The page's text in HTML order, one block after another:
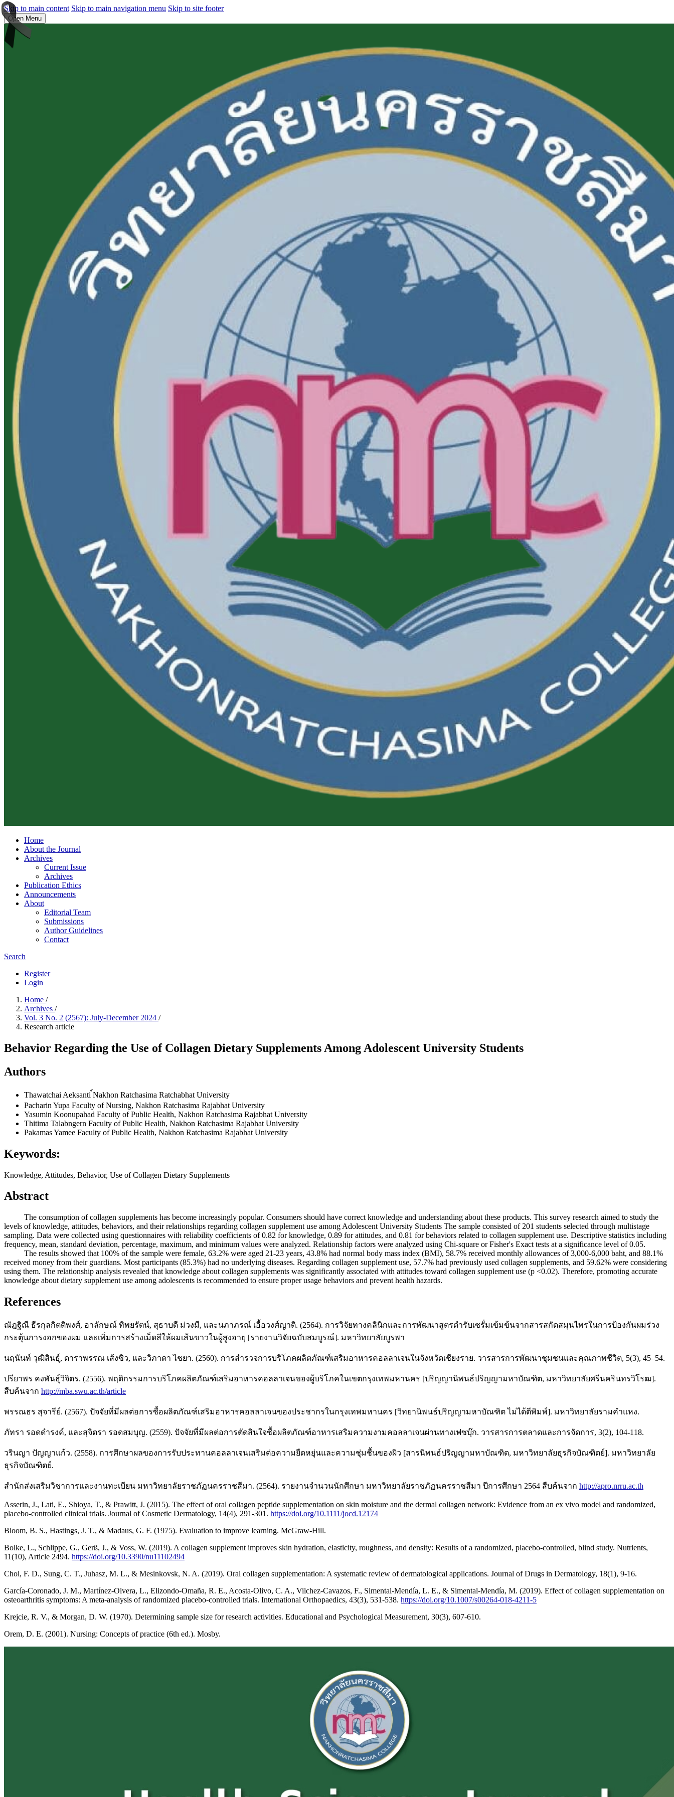
Skip to main content Skip to main navigation menu Skip to site footer
Open Menu
Home
About the Journal
Archives
Current Issue
Archives
Publication Ethics
Announcements
About
Editorial Team
Submissions
Author Guidelines
Contact
Search
Register
Login
Home /
Archives /
Vol. 3 No. 2 (2567): July-December 2024 /
Research article
Behavior Regarding the Use of Collagen Dietary Supplements Among Adolescent University Students
Authors
Thawatchai Aeksanti ์Nakhon Ratchasima Ratchabhat University
Pacharin Yupa Faculty of Nursing, Nakhon Ratchasima Rajabhat University
Yasumin Koonupahad Faculty of Public Health, Nakhon Ratchasima Rajabhat University
Thitima Talabngern Faculty of Public Health, Nakhon Ratchasima Rajabhat University
Pakamas Yamee Faculty of Public Health, Nakhon Ratchasima Rajabhat University
Keywords:
Knowledge, Attitudes, Behavior, Use of Collagen Dietary Supplements
Abstract
The consumption of collagen supplements has become increasingly popular. Consumers should have correct knowledge and understanding about these products. This survey research aimed to study the
levels of knowledge, attitudes, behaviors, and their relationships regarding collagen supplement use among Adolescent University Students The sample consisted of 201 students selected through multistage
sampling. Data were collected using questionnaires with reliability coefficients of 0.82 for knowledge, 0.89 for attitudes, and 0.81 for behaviors related to collagen supplement use. Descriptive statistics including
frequency, mean, standard deviation, percentage, maximum, and minimum values were analyzed. Relationship factors were analyzed using Chi-square or Fisher's Exact tests at a significance level of 0.05.
The results showed that 100% of the sample were female, 63.2% were aged 21-23 years, 43.8% had normal body mass index (BMI), 58.7% received monthly allowances of 3,000-6,000 baht, and 88.1%
received money from their guardians. Most participants (85.3%) had no underlying diseases. Regarding collagen supplement use, 57.7% had previously used collagen supplements, and 59.62% were considering
using them. The relationship analysis revealed that knowledge about collagen supplements was significantly associated with attitudes toward collagen supplement use (p <0.02). Therefore, promoting accurate
knowledge about dietary supplement use among adolescents is recommended to ensure proper usage behaviors and prevent health hazards.
References
ณัฎฐิณี ธีรกุลกิตติพงศ์, อาลักษณ์ ทิพยรัตน์, สุธาบดี ม่วงมี, และนภาภรณ์ เอื้อวงศ์ญาติ. (2564). การวิจัยทางคลินิกและการพัฒนาสูตรตำรับเซรั่มเข้มข้นจากสารสกัดสมุนไพรในการป้องกันผมร่วง
กระตุ้นการงอกของผม และเพิ่มการสร้างเม็ดสีให้ผมเส้นขาวในผู้สูงอายุ [รายงานวิจัยฉบับสมบูรณ์]. มหาวิทยาลัยบูรพา
นฤนันท์ วุฒิสินธุ์, ดาราพรรณ เส้งซิว, และวิภาดา ไชยา. (2560). การสำรวจการบริโภคผลิตภัณฑ์เสริมอาหารคอลลาเจนในจังหวัดเชียงราย. วารสารการพัฒนาชุมชนและคุณภาพชีวิต, 5(3), 45–54.
ปรียาพร คงพันธุ์วิจิตร. (2556). พฤติกรรมการบริโภคผลิตภัณฑ์เสริมอาหารคอลลาเจนของผู้บริโภคในเขตกรุงเทพมหานคร [ปริญญานิพนธ์ปริญญามหาบัณฑิต, มหาวิทยาลัยศรีนครินทรวิโรฒ].
สืบค้นจาก http://mba.swu.ac.th/article
พรรณธร สุจารีย์. (2567). ปัจจัยที่มีผลต่อการซื้อผลิตภัณฑ์เสริมอาหารคอลลาเจนของประชากรในกรุงเทพมหานคร [วิทยานิพนธ์ปริญญามหาบัณฑิต ไม่ได้ตีพิมพ์]. มหาวิทยาลัยรามคำแหง.
ภัทรา รอดดำรงค์, และสุจิตรา รอดสมบุญ. (2559). ปัจจัยที่มีผลต่อการตัดสินใจซื้อผลิตภัณฑ์อาหารเสริมความงามคอลลาเจนผ่านทางเฟซบุ๊ก. วารสารการตลาดและการจัดการ, 3(2), 104-118.
วรินญา ปัญญาแก้ว. (2558). การศึกษาผลของการรับประทานคอลลาเจนเสริมต่อความยืดหยุ่นและความชุ่มชื้นของผิว [สารนิพนธ์ปริญญามหาบัณฑิต, มหาวิทยาลัยธุรกิจบัณฑิตย์]. มหาวิทยาลัย
ธุรกิจบัณฑิตย์.
สำนักส่งเสริมวิชาการและงานทะเบียน มหาวิทยาลัยราชภัฏนครราชสีมา. (2564). รายงานจำนวนนักศึกษา มหาวิทยาลัยราชภัฏนครราชสีมา ปีการศึกษา 2564 สืบค้นจาก http://apro.nrru.ac.th
Asserin, J., Lati, E., Shioya, T., & Prawitt, J. (2015). The effect of oral collagen peptide supplementation on skin moisture and the dermal collagen network: Evidence from an ex vivo model and randomized,
placebo-controlled clinical trials. Journal of Cosmetic Dermatology, 14(4), 291-301. https://doi.org/10.1111/jocd.12174
Bloom, B. S., Hastings, J. T., & Madaus, G. F. (1975). Evaluation to improve learning. McGraw-Hill.
Bolke, L., Schlippe, G., Gerß, J., & Voss, W. (2019). A collagen supplement improves skin hydration, elasticity, roughness, and density: Results of a randomized, placebo-controlled, blind study. Nutrients,
11(10), Article 2494. https://doi.org/10.3390/nu11102494
Choi, F. D., Sung, C. T., Juhasz, M. L., & Mesinkovsk, N. A. (2019). Oral collagen supplementation: A systematic review of dermatological applications. Journal of Drugs in Dermatology, 18(1), 9-16.
García-Coronado, J. M., Martínez-Olvera, L., Elizondo-Omaña, R. E., Acosta-Olivo, C. A., Vilchez-Cavazos, F., Simental-Mendía, L. E., & Simental-Mendía, M. (2019). Effect of collagen supplementation on
osteoarthritis symptoms: A meta-analysis of randomized placebo-controlled trials. International Orthopaedics, 43(3), 531-538. https://doi.org/10.1007/s00264-018-4211-5
Krejcie, R. V., & Morgan, D. W. (1970). Determining sample size for research activities. Educational and Psychological Measurement, 30(3), 607-610.
Orem, D. E. (2001). Nursing: Concepts of practice (6th ed.). Mosby.